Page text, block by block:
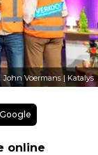
John Voermans | Katalys
online